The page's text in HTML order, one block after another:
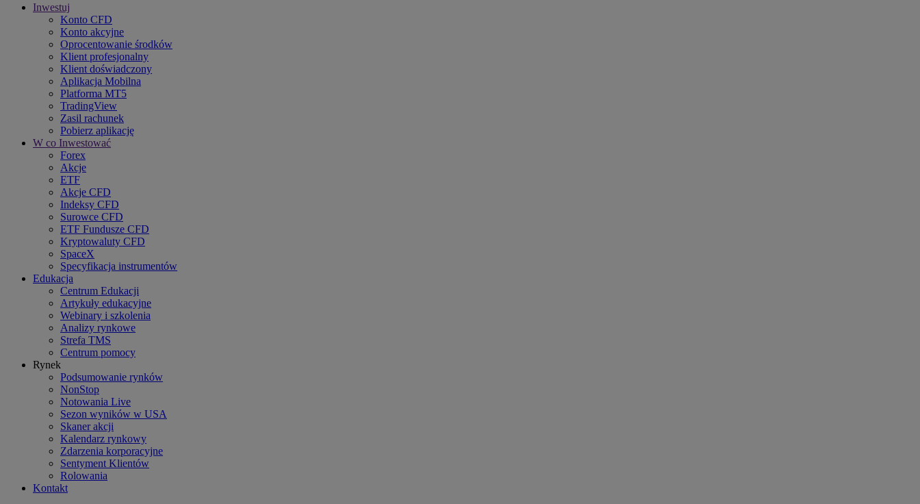
Inwestuj
Konto CFD
Konto akcyjne
Oprocentowanie środków
Klient profesjonalny
Klient doświadczony
Aplikacja Mobilna
Platforma MT5
TradingView
Zasil rachunek
Pobierz aplikację
W co Inwestować
Forex
Akcje
ETF
Akcje CFD
Indeksy CFD
Surowce CFD
ETF Fundusze CFD
Kryptowaluty CFD
SpaceX
Specyfikacja instrumentów
Edukacja
Centrum Edukacji
Artykuły edukacyjne
Webinary i szkolenia
Analizy rynkowe
Strefa TMS
Centrum pomocy
Rynek
Podsumowanie rynków
NonStop
Notowania Live
Sezon wyników w USA
Skaner akcji
Kalendarz rynkowy
Zdarzenia korporacyjne
Sentyment Klientów
Rolowania
Kontakt